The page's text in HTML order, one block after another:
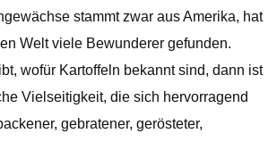
stammt zwar aus Amerika, hat
Welt viele Bewunderer gefunden.
wofür Kartoffeln bekannt sind, dann ist
Vielseitigkeit, die sich hervorragend
gebratener, gerösteter,